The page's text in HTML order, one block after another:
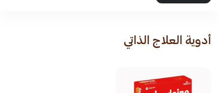
أدوية العلاج الذاتي